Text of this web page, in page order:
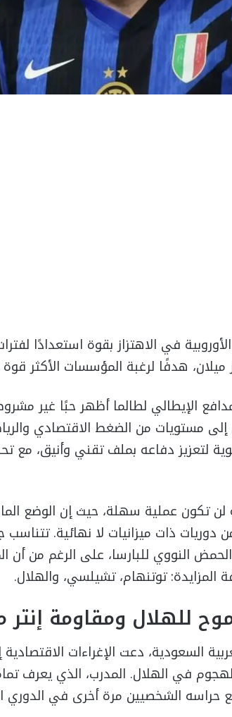
في الاهتزاز بقوة استعدادًا
ميلان، هدفًا لرغبة المؤسسات الأكثر
الإيطالي لطالما أظهر حبًا غير مشروط
إلى مستويات من الضغط الاقتصادي
لتعزيز دفاعه بملف تقني وأنيق، مع
لن تكون عملية سهلة، حيث إن الوضع
ذات ميزانيات لا نهائية. تتناسب
النووي للبارسا، على الرغم من أن
المزايدة: توتنهام، تشيلسي، والهلال.
للهلال ومقاومة إنتر
السعودية، دعت الإغراءات
في الهلال. المدرب، الذي يعرف
حراسه الشخصيين مرة أخرى في